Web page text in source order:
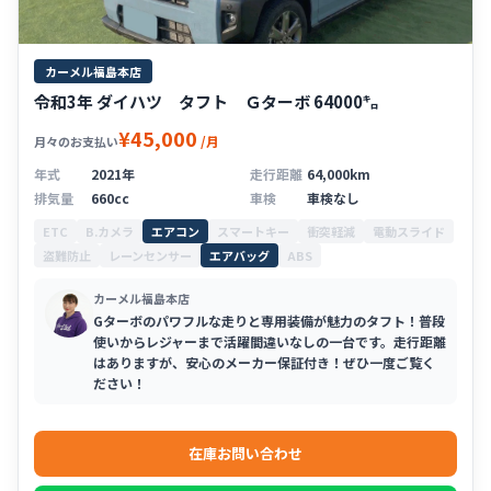
カーメル福島本店
令和3年 ダイハツ タフト Ｇターボ 64000㌔
月々のお支払い¥45,000 /月
年式
2021年 走行距離 64,000km
排気量
660cc 車検 車検なし
ETC B.カメラ エアコン スマートキー 衝突軽減
電動スライド
盗難防止
レーンセンサー エアバッグ ABS
カーメル福島本店
Gターボのパワフルな走りと専用装備が魅力のタフト！普段
使いからレジャーまで活躍間違いなしの一台です。走行距離
はありますが、安心のメーカー保証付き！ぜひ一度ご覧く
ださい！
在庫お問い合わせ